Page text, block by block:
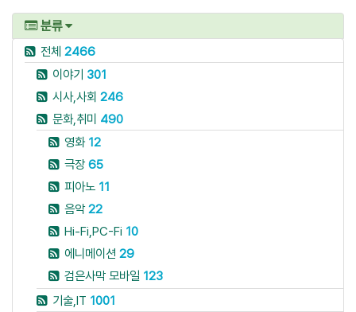
분류
전체 2466
이야기 301
시사,사회 246
문화,취미 490
영화 12
극장65
피아노 11
음악22
Hi-Fi,PC-Fi 10
에니메이션 29
검은사막 모바일 123
기술,IT 1001